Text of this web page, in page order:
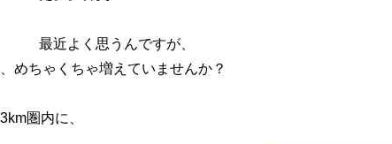
最近よく思うんですが、
めちゃくちゃ増えていませんか？
圏内に、